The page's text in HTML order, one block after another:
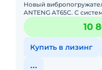
Новый
ANTENG AT65C. С
MOVAX.Гарантия
подобрать лучшие 10
Купить в лизинг